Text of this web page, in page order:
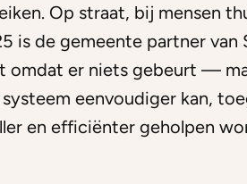
Op straat, bij mensen
is de gemeente partner van
omdat er niets gebeurt —
eenvoudiger kan,
en efficiënter geholpen